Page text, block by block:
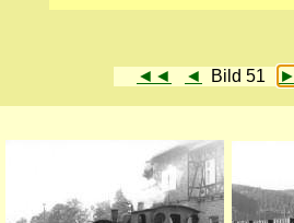
◄◄ ◄ Bild 51 ►